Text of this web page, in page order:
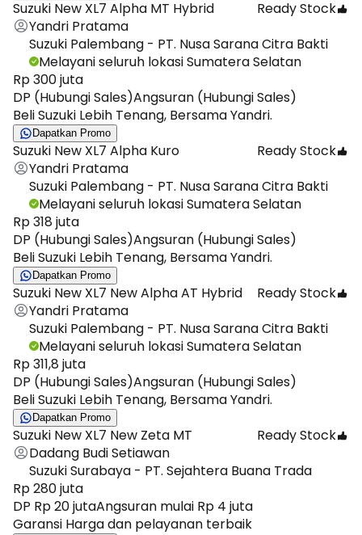
Suzuki New XL7 Alpha MT Hybrid
Ready Stock
Yandri Pratama
Suzuki Palembang - PT. Nusa Sarana Citra Bakti
Melayani seluruh lokasi Sumatera Selatan
Rp 300 juta
DP (Hubungi Sales)Angsuran (Hubungi Sales)
Beli Suzuki Lebih Tenang, Bersama Yandri.
Dapatkan Promo
Suzuki New XL7 Alpha Kuro
Ready Stock
Yandri Pratama
Suzuki Palembang - PT. Nusa Sarana Citra Bakti
Melayani seluruh lokasi Sumatera Selatan
Rp 318 juta
DP (Hubungi Sales)Angsuran (Hubungi Sales)
Beli Suzuki Lebih Tenang, Bersama Yandri.
Dapatkan Promo
Suzuki New XL7 New Alpha AT Hybrid
Ready Stock
Yandri Pratama
Suzuki Palembang - PT. Nusa Sarana Citra Bakti
Melayani seluruh lokasi Sumatera Selatan
Rp 311,8 juta
DP (Hubungi Sales)Angsuran (Hubungi Sales)
Beli Suzuki Lebih Tenang, Bersama Yandri.
Dapatkan Promo
Suzuki New XL7 New Zeta MT
Ready Stock
Dadang Budi Setiawan
Suzuki Surabaya - PT. Sejahtera Buana Trada
Rp 280 juta
DP Rp 20 jutaAngsuran mulai Rp 4 juta
Garansi Harga dan pelayanan terbaik